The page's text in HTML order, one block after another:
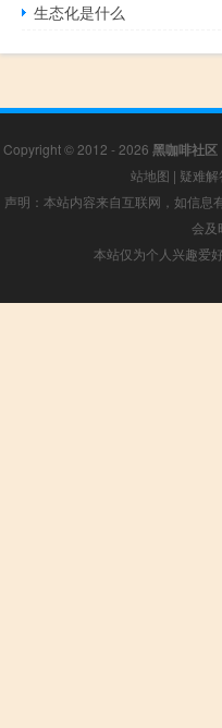
生态化是什么
Copyright © 2012 - 2026 黑咖啡社区
站地图 | 疑难解
声明：本站内容来自互联网，如信息
会及
本站仅为个人兴趣爱